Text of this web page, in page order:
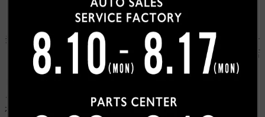
当社ホームページでメトリスをご覧になられ、豪華なインテ
リアや見た事の無いハイルーフのボディが気になってご来店
くださいました。 現車を見るなり、これにします！と即決
る車を探していたと、とても喜んでいただけました。 K様、
有難うございました。今後ともよろしくお願い致します。